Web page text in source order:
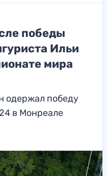
победы
Ильи
мира
одержал победу
в Монреале